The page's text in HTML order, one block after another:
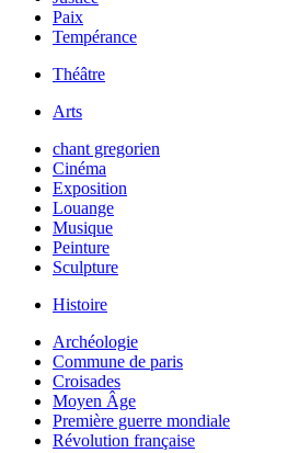
Paix
Tempérance
Théâtre
Arts
chant gregorien
Cinéma
Exposition
Louange
Musique
Peinture
Sculpture
Histoire
Archéologie
Commune de paris
Croisades
Moyen Âge
Première guerre mondiale
Révolution française